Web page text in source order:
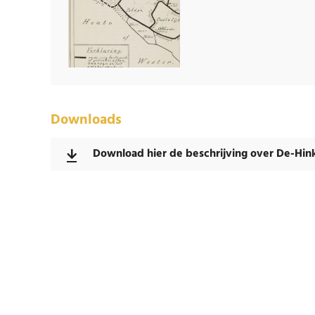
Downloads
Download hier de beschrijving over De-